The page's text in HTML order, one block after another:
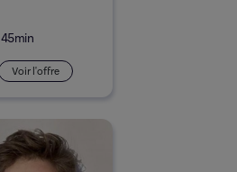
45min
Voir l'offre